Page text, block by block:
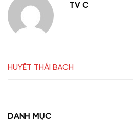
TV C
HUYỆT THÁI BẠCH
DANH MỤC